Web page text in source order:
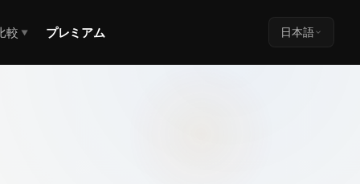
較 ▼ プレミアム 日本語